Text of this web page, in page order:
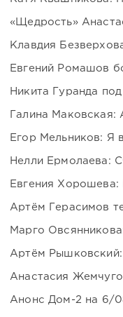
«Щедрость»
Клавдия
Евгений Ромашов
Никита Гуранда
Галина Маковская:
Егор Мельников: Я
Нелли Ермолаева:
Евгения Хорошева:
Артём Герасимов
Марго
Артём
Анастасия
Анонс Дом-2 на 6/